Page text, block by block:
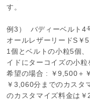
す。
例3） バディーベルト4
オールレザーリードS￥
1個とベルトの小粒5個
イドにターコイズの小
希望の場合 : ￥9,500＋
￥3,060分までのカスタ
のカスタマイズ料金は￥